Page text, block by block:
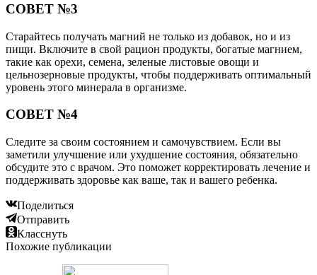
СОВЕТ №3
Старайтесь получать магний не только из добавок, но и из
пищи. Включите в свой рацион продукты, богатые магнием,
такие как орехи, семена, зеленые листовые овощи и
цельнозерновые продукты, чтобы поддерживать оптимальный
уровень этого минерала в организме.
СОВЕТ №4
Следите за своим состоянием и самочувствием. Если вы
заметили улучшение или ухудшение состояния, обязательно
обсудите это с врачом. Это поможет корректировать лечение и
поддерживать здоровье как ваше, так и вашего ребенка.
Поделиться
Отправить
Класснуть
Похожие публикации